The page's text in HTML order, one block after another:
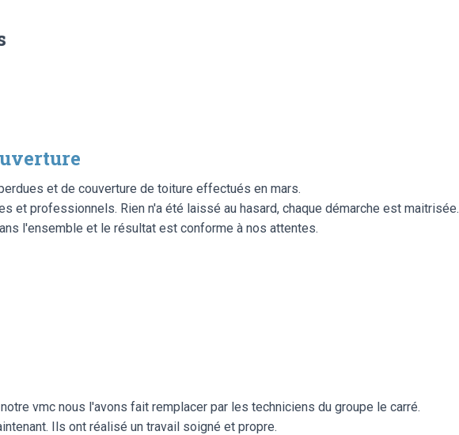
et de couverture de toiture effectués en mars.
et professionnels. Rien n'a été laissé au hasard, chaque démarche est maitrisée.
l'ensemble et le résultat est conforme à nos attentes.
vmc nous l'avons fait remplacer par les techniciens du groupe le carré.
Ils ont réalisé un travail soigné et propre.